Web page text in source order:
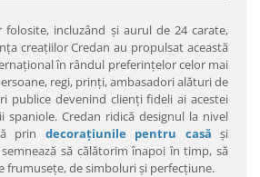
folosite, incluzând şi aurul de 24 carate,
creaţiilor Credan au propulsat această
în rândul preferinţelor celor mai
regi, prinţi, ambasadori alături de
publice devenind clienţi fideli ai acestei
spaniole. Credan ridică designul la nivel
prin decoraţiunile pentru casă şi
să călătorim înapoi în timp, să
frumuseţe, de simboluri şi perfecţiune.